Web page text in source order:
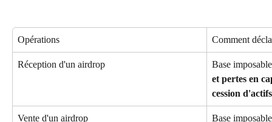
Opérations Comment
Réception d'un airdrop
Base
et pertes en
cession
Vente d'un airdrop
Base